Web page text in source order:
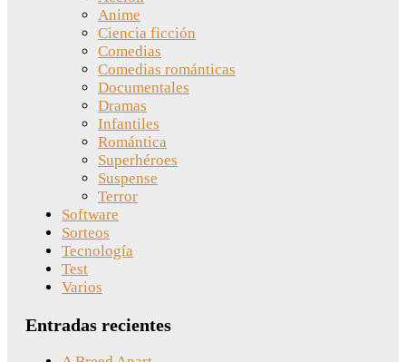
Anime
Ciencia ficción
Comedias
Comedias románticas
Documentales
Dramas
Infantiles
Romántica
Superhéroes
Suspense
Terror
Software
Sorteos
Tecnología
Test
Varios
Entradas recientes